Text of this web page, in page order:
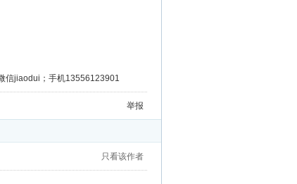
信jiaodui；手机13556123901
举报
只看该作者